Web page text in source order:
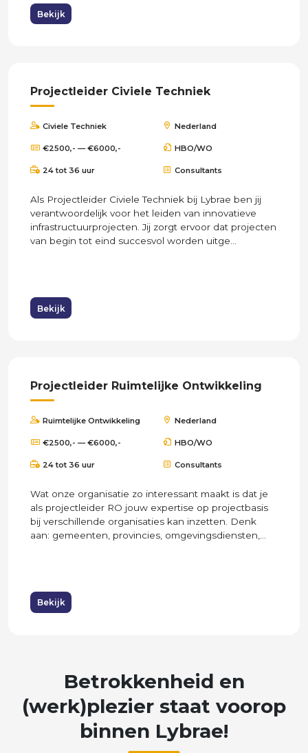
Bekijk
Projectleider Civiele Techniek
Civiele Techniek Nederland
€2500,- — €6000,- HBO/WO
24 tot 36 uur Consultants
Als Projectleider Civiele Techniek bij Lybrae ben jij
verantwoordelijk voor het leiden van innovatieve
infrastructuurprojecten. Jij zorgt ervoor dat projecten
van begin tot eind succesvol worden uitge...
Bekijk
Projectleider Ruimtelijke Ontwikkeling
Ruimtelijke Ontwikkeling Nederland
€2500,- — €6000,- HBO/WO
24 tot 36 uur Consultants
Wat onze organisatie zo interessant maakt is dat je
als projectleider RO jouw expertise op projectbasis
bij verschillende organisaties kan inzetten. Denk
aan: gemeenten, provincies, omgevingsdiensten,...
Bekijk
Betrokkenheid en
(werk)plezier staat voorop
binnen Lybrae!